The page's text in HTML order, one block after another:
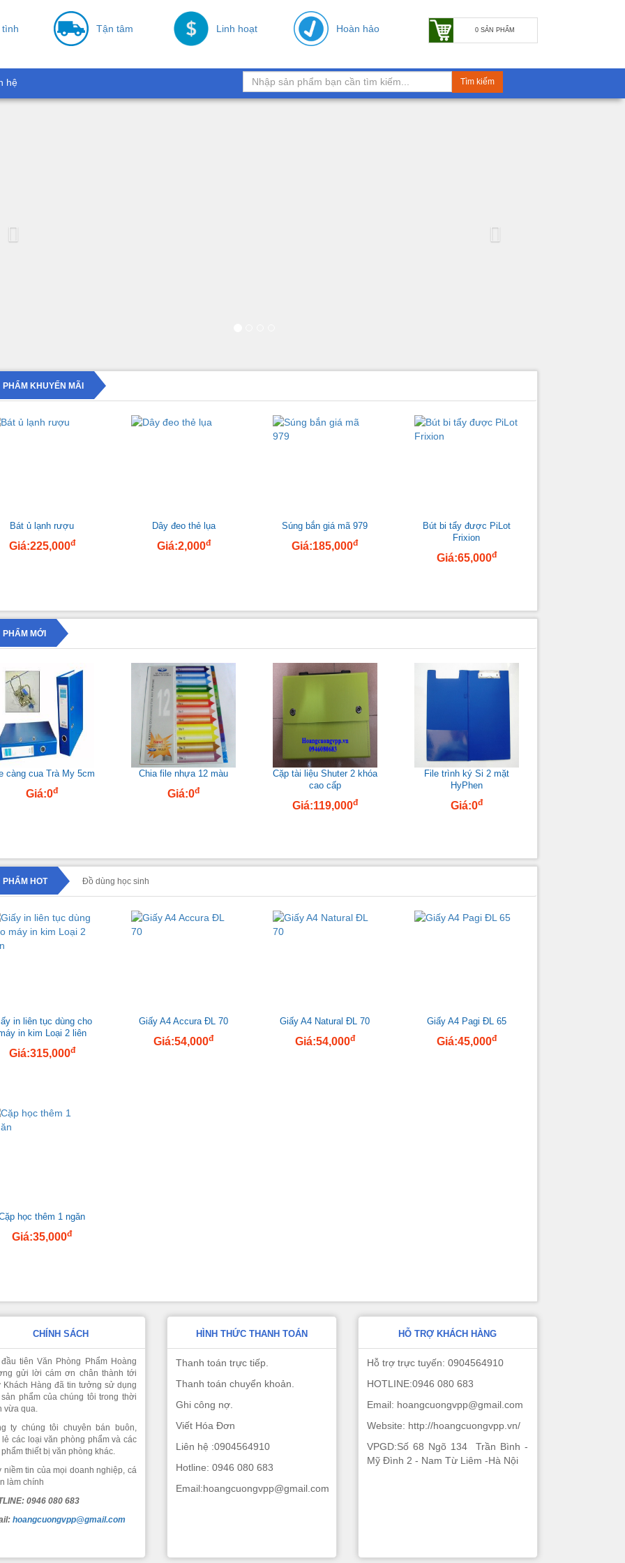
tình Tận tâm Linh hoạt Hoàn hảo 0 SẢN PHẨM
hệ Tìm kiếm
PHẨM KHUYẾN MÃI
Bát ủ lạnh rượu
Giá:225,000đ
Dây đeo thẻ lụa
Giá:2,000đ
Súng bắn giá mã 979
Giá:185,000đ
Bút bi tẩy được PiLot
Frixion
Giá:65,000đ
PHẨM MỚI
càng cua Trà My 5cm
Giá:0đ
Chia file nhựa 12 màu
Giá:0đ
Cặp tài liệu Shuter 2 khóa
cao cấp
Giá:119,000đ
File trình ký Si 2 mặt
HyPhen
Giá:0đ
PHẨM HOT Đồ dùng học sinh
in liên tục dùng cho
in kim Loại 2 liên
Giá:315,000đ
Giấy A4 Accura ĐL 70
Giá:54,000đ
Giấy A4 Natural ĐL 70
Giá:54,000đ
Giấy A4 Pagi ĐL 65
Giá:45,000đ
học thêm 1 ngăn
Giá:35,000đ
CHÍNH SÁCH
tiên Văn Phòng Phẩm Hoàng
gửi lời cám ơn chân thành tới
Khách Hàng đã tin tưởng sử dụng
phẩm của chúng tôi trong thời
vừa qua.
ty chúng tôi chuyên bán buôn,
lẻ các loại văn phòng phẩm và các
thiết bị văn phòng khác.
niềm tin của mọi doanh nghiệp, cá
làm chính
0946 080 683
hoangcuongvpp@gmail.com
HÌNH THỨC THANH TOÁN
Thanh toán trực tiếp.
Thanh toán chuyển khoản.
Ghi công nợ.
Viết Hóa Đơn
Liên hệ :0904564910
Hotline: 0946 080 683
Email:hoangcuongvpp@gmail.com
HỖ TRỢ KHÁCH HÀNG
Hỗ trợ trực tuyến: 0904564910
HOTLINE:0946 080 683
Email: hoangcuongvpp@gmail.com
Website: http://hoangcuongvpp.vn/
VPGD:Số 68 Ngõ 134 Trần Bình -
Mỹ Đình 2 - Nam Từ Liêm -Hà Nội